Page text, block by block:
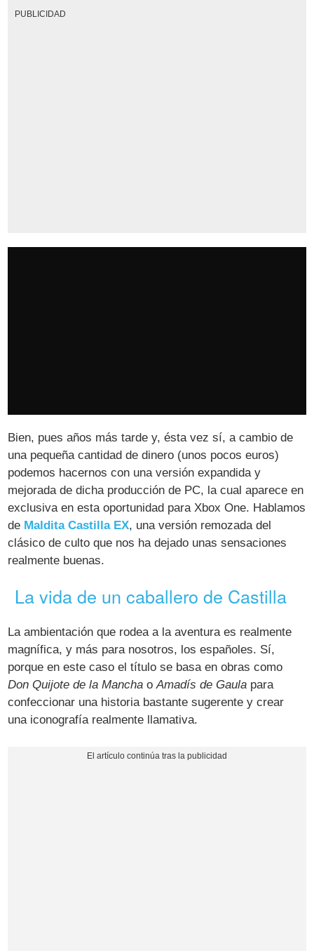
PUBLICIDAD
Bien, pues años más tarde y, ésta vez sí, a cambio de
una pequeña cantidad de dinero (unos pocos euros)
podemos hacernos con una versión expandida y
mejorada de dicha producción de PC, la cual aparece en
exclusiva en esta oportunidad para Xbox One. Hablamos
de Maldita Castilla EX, una versión remozada del
clásico de culto que nos ha dejado unas sensaciones
realmente buenas.
La vida de un caballero de Castilla
La ambientación que rodea a la aventura es realmente
magnífica, y más para nosotros, los españoles. Sí,
porque en este caso el título se basa en obras como
Don Quijote de la Mancha oAmadís de Gaula para
confeccionar una historia bastante sugerente y crear
una iconografía realmente llamativa.